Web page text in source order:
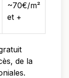
~70€/m²
et +
de la